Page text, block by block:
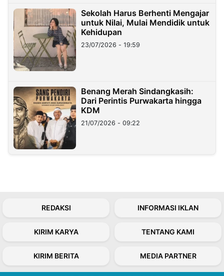
Sekolah Harus Berhenti Mengajar
untuk Nilai, Mulai Mendidik untuk
Kehidupan
23/07/2026 - 19:59
Benang Merah Sindangkasih:
Dari Perintis Purwakarta hingga
KDM
21/07/2026 - 09:22
REDAKSI INFORMASI IKLAN
KIRIM KARYA TENTANG KAMI
KIRIM BERITA MEDIA PARTNER